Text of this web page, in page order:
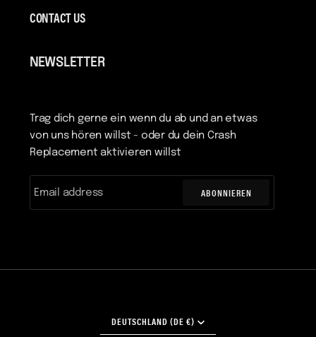
CONTACT US
NEWSLETTER
Trag dich gerne ein wenn du ab und an etwas
von uns hören willst - oder du dein Crash
Replacement aktivieren willst
ABONNIEREN
WÄHRUNG
DEUTSCHLAND (DE €)